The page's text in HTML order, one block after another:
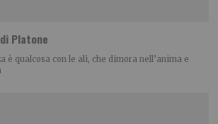
Platone
è qualcosa con le ali, che dimora nell’anima e